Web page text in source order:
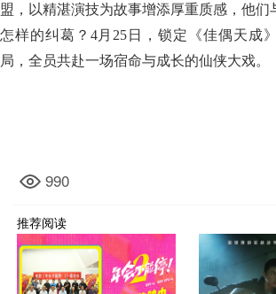
盟，以精湛演技为故事增添厚重质感，他们
怎样的纠葛？4月25日，锁定《佳偶天成
局，全员共赴一场宿命与成长的仙侠大戏。
990
推荐阅读